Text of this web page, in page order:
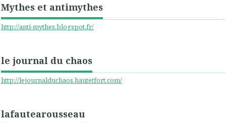
Mythes et antimythes
http://anti-mythes.blogspot.fr/
le journal du chaos
http://lejournalduchaos.hautetfort.com/
lafautearousseau